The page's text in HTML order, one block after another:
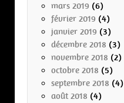
mars 2019 (6)
février 2019 (4)
janvier 2019 (3)
décembre 2018 (3)
novembre 2018 (2)
octobre 2018 (5)
septembre 2018 (4)
août 2018 (4)